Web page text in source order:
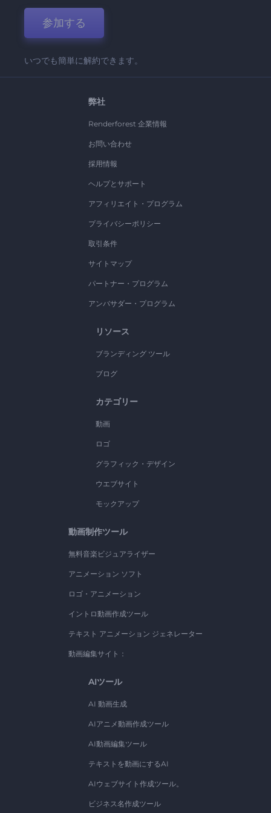
参加する
いつでも簡単に解約できます。
弊社
Renderforest 企業情報
お問い合わせ
採用情報
ヘルプとサポート
アフィリエイト・プログラム
プライバシーポリシー
取引条件
サイトマップ
パートナー・プログラム
アンバサダー・プログラム
リソース
ブランディング ツール
ブログ
カテゴリー
動画
ロゴ
グラフィック・デザイン
ウエブサイト
モックアップ
動画制作ツール
無料音楽ビジュアライザー
アニメーション ソフト
ロゴ・アニメーション
イントロ動画作成ツール
テキスト アニメーション ジェネレーター
動画編集サイト：
AIツール
AI 動画生成
AIアニメ動画作成ツール
AI動画編集ツール
テキストを動画にするAI
AIウェブサイト作成ツール。
ビジネス名作成ツール